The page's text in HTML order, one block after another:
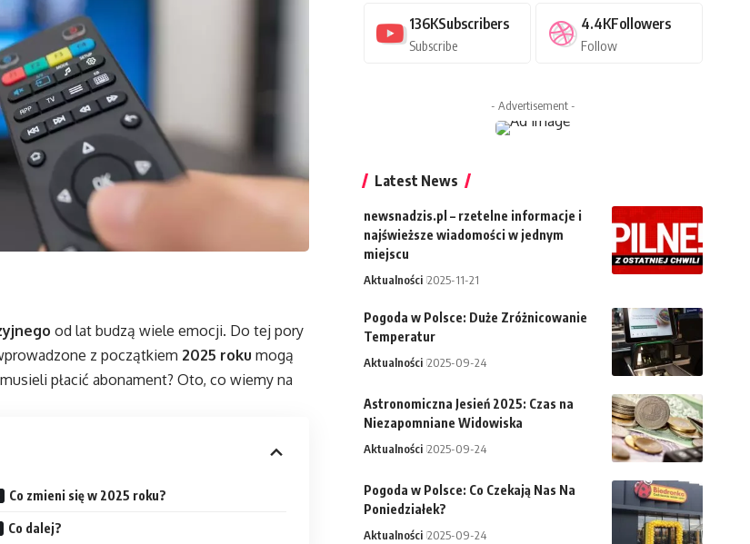
od lat budzą wiele emocji. Do tej pory
z początkiem 2025 roku mogą
płacić abonament? Oto, co wiemy na
Co zmieni się w 2025 roku?
Co dalej?
136KSubscribers
Subscribe
4.4KFollowers
Follow
- Advertisement -
Latest News
newsnadzis.pl – rzetelne informacje i
najświeższe wiadomości w jednym
miejscu
Aktualności 2025-11-21
Pogoda w Polsce: Duże Zróżnicowanie
Temperatur
Aktualności 2025-09-24
Astronomiczna Jesień 2025: Czas na
Niezapomniane Widowiska
Aktualności 2025-09-24
Pogoda w Polsce: Co Czekają Nas Na
Poniedziałek?
Aktualności 2025-09-24